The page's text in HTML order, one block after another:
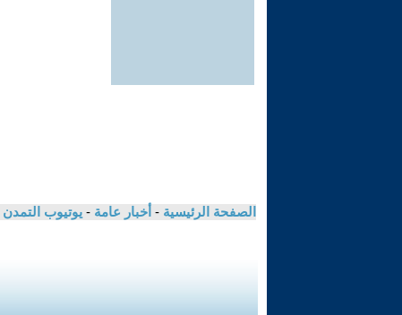
الصفحة الرئيسية - أخبار عامة - يوتيوب التمدن